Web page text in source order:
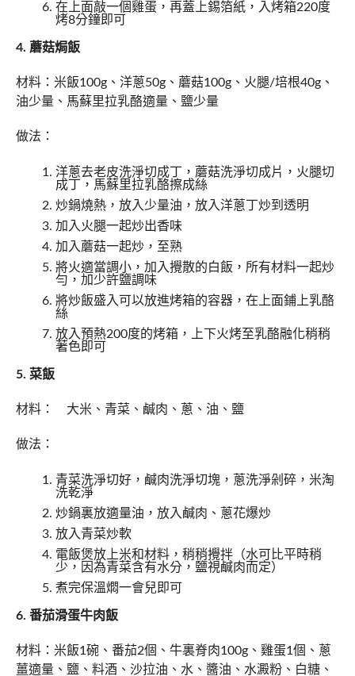
在上面敲一個雞蛋，再蓋上錫箔紙，入烤箱220度
烤8分鐘即可
4. 蘑菇焗飯
材料：米飯100g、洋蔥50g、蘑菇100g、火腿/培根40g、
油少量、馬蘇里拉乳酪適量、鹽少量
做法：
洋蔥去老皮洗淨切成丁，蘑菇洗淨切成片，火腿切
成丁，馬蘇里拉乳酪擦成絲
炒鍋燒熱，放入少量油，放入洋蔥丁炒到透明
加入火腿一起炒出香味
加入蘑菇一起炒，至熟
將火適當調小，加入攪散的白飯，所有材料一起炒
勻，加少許鹽調味
將炒飯盛入可以放進烤箱的容器，在上面鋪上乳酪
絲
放入預熱200度的烤箱，上下火烤至乳酪融化稍稍
著色即可
5. 菜飯
材料： 大米、青菜、鹹肉、蔥、油、鹽
做法：
青菜洗淨切好，鹹肉洗淨切塊，蔥洗淨剁碎，米淘
洗乾淨
炒鍋裏放適量油，放入鹹肉、蔥花爆炒
放入青菜炒軟
電飯煲放上米和材料，稍稍攪拌（水可比平時稍
少，因為青菜含有水分，鹽視鹹肉而定）
煮完保溫燜一會兒即可
6. 番茄滑蛋牛肉飯
材料：米飯1碗、番茄2個、牛裏脊肉100g、雞蛋1個、蔥
薑適量、鹽、料酒、沙拉油、水、醬油、水澱粉、白糖、